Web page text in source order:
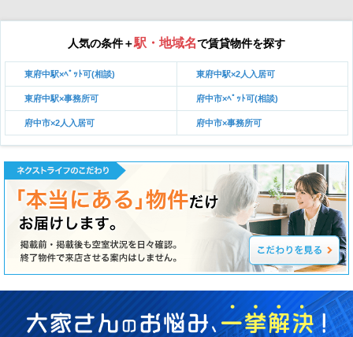
人気の条件＋駅・地域名で賃貸物件を探す
東府中駅×ﾍﾟｯﾄ可(相談) 東府中駅×2人入居可
東府中駅×事務所可 府中市×ﾍﾟｯﾄ可(相談)
府中市×2人入居可 府中市×事務所可